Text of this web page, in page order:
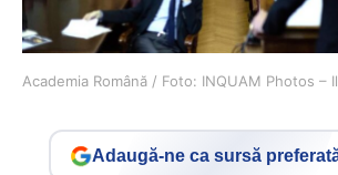
Academia Română / Foto: INQUAM Photos –
Adaugă-ne ca sursă